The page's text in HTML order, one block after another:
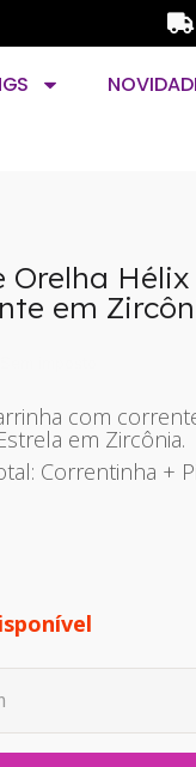
Orelha
em
com
em Zircônia.
Correntinha +